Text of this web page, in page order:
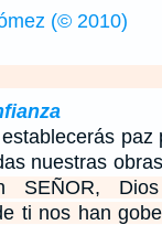
(© 2010)
paz
nuestras
SEÑOR,
ti nos han